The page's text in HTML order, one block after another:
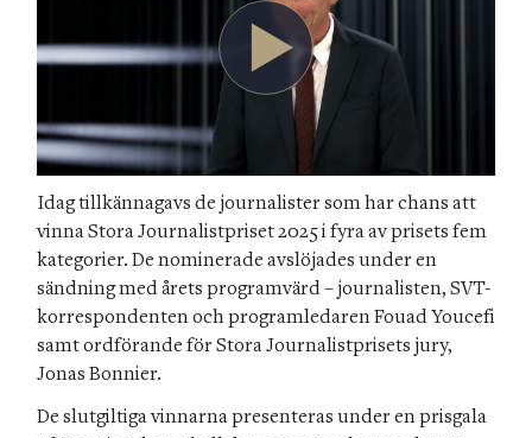
Idag tillkännagavs de journalister som har chans att
vinna Stora Journalistpriset 2025 i fyra av prisets fem
kategorier. De nominerade avslöjades under en
sändning med årets programvärd – journalisten, SVT-
korrespondenten och programledaren Fouad Youcefi
samt ordförande för Stora Journalistprisets jury,
Jonas Bonnier.
De slutgiltiga vinnarna presenteras under en prisgala